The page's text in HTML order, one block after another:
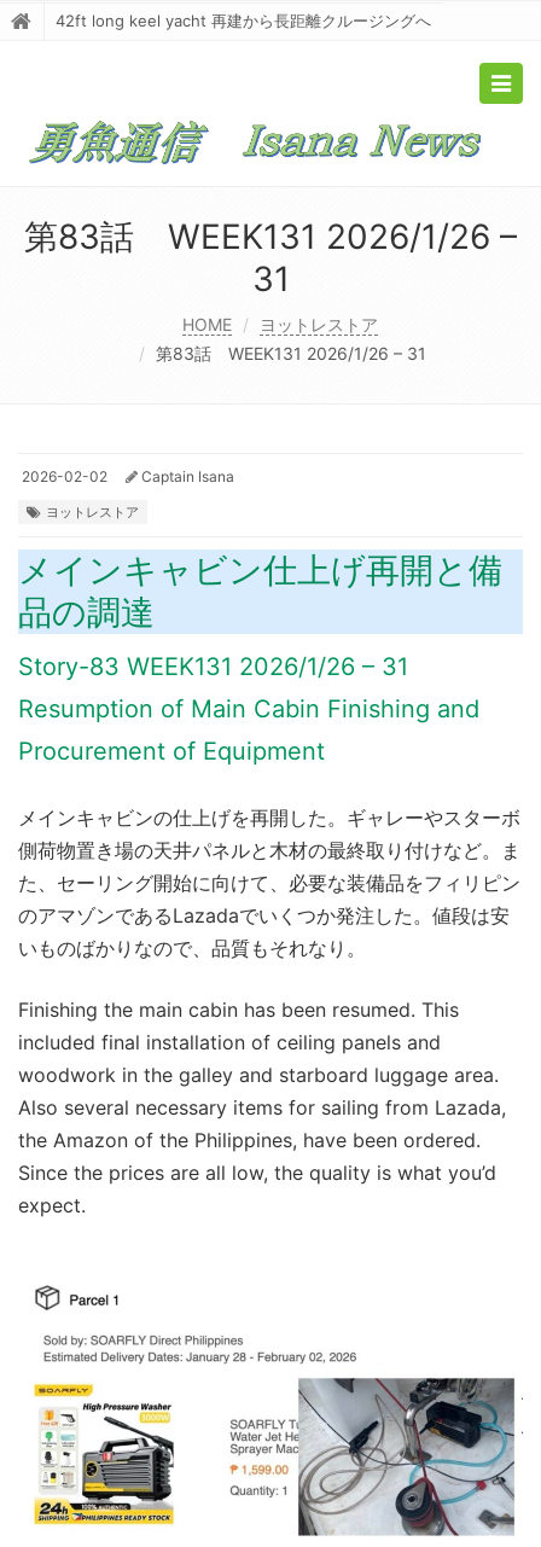
42ft long keel yacht 再建から長距離クルージングへ
第83話 WEEK131 2026/1/26 –
31
HOME
ヨットレストア
第83話 WEEK131 2026/1/26 – 31
2026-02-02 Captain Isana
ヨットレストア
メインキャビン仕上げ再開と備
品の調達
Story-83 WEEK131 2026/1/26 – 31
Resumption of Main Cabin Finishing and
Procurement of Equipment
メインキャビンの仕上げを再開した。ギャレーやスターボ
側荷物置き場の天井パネルと木材の最終取り付けなど。ま
た、セーリング開始に向けて、必要な装備品をフィリピン
のアマゾンであるLazadaでいくつか発注した。値段は安
いものばかりなので、品質もそれなり。
Finishing the main cabin has been resumed. This
included final installation of ceiling panels and
woodwork in the galley and starboard luggage area.
Also several necessary items for sailing from Lazada,
the Amazon of the Philippines, have been ordered.
Since the prices are all low, the quality is what you’d
expect.